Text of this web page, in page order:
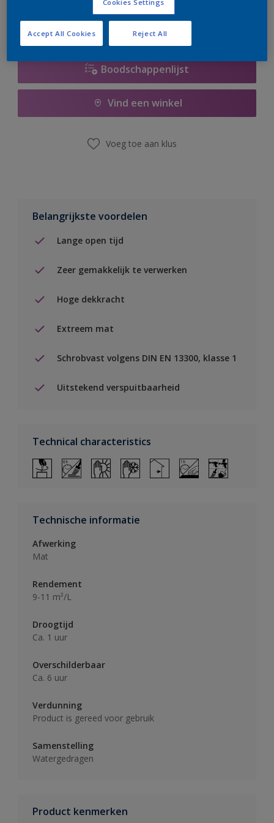
Boodschappenlijst
Vind een winkel
Voeg toe aan klus
Belangrijkste voordelen
Lange open tijd
Zeer gemakkelijk te verwerken
Hoge dekkracht
Extreem mat
Schrobvast volgens DIN EN 13300, klasse 1
Uitstekend verspuitbaarheid
Technical characteristics
Technische informatie
Afwerking
Mat
Rendement
9-11 m²/L
Droogtijd
Ca. 1 uur
Overschilderbaar
Ca. 6 uur
Verdunning
Product is gereed voor gebruik
Samenstelling
Watergedragen
Product kenmerken
Cookies Settings
Reject All
Accept All Cookies